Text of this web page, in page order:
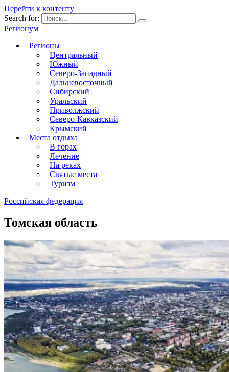
Перейти к контенту
Search for:
Регионум
Регионы
Центральный
Южный
Северо-Западный
Дальневосточный
Сибирский
Уральский
Приволжский
Северо-Кавказский
Крымский
Места отдыха
В горах
Лечение
На реках
Святые места
Туризм
Российская федерация
Томская область